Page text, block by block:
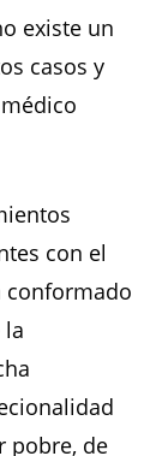
existe un
casos y
con el
conformado
la
pobre, de